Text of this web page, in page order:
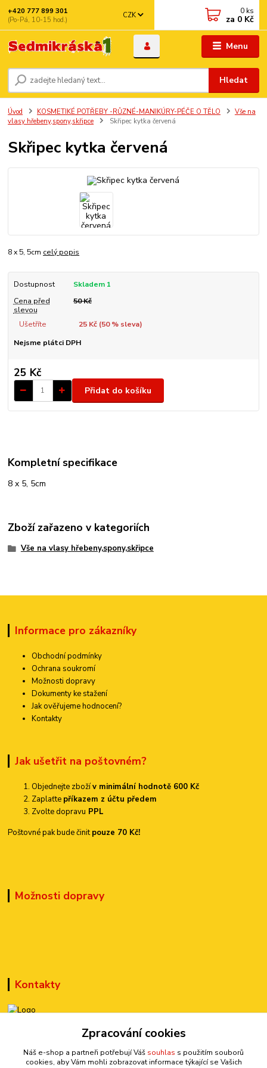
Menu
CZK
Hledat
+420 777 899 301
(Po-Pá, 10-15 hod.)
0 ks
za 0 Kč
Úvod KOSMETIKÉ POTŘEBY -RŮZNÉ-MANIKÚRY-PÉČE O TĚLO
Vše na
vlasy hřebeny,spony,skřipce
Skřipec kytka červená
Skřipec kytka červená
8 x 5, 5cm celý popis
Dostupnost
Skladem 1
Cena před
slevou
50 Kč
Ušetříte 25 Kč (50% sleva)
Nejsme plátci DPH
25 Kč
Přidat do košíku
Kompletní specifikace
8 x 5, 5cm
Zboží zařazeno v kategoriích
Vše na vlasy hřebeny,spony,skřipce
Informace pro zákazníky
Obchodní podmínky
Ochrana soukromí
Možnosti dopravy
Dokumenty ke stažení
Jak ověřujeme hodnocení?
Kontakty
Jak ušetřit na poštovném?
Objednejte zbožív minimální hodnotě 600 Kč
Zaplaťte příkazem z účtu předem
Zvolte dopravu PPL
Poštovné pak bude činitpouze 70 Kč!
Možnosti dopravy
Kontakty
+420 777 899 301Zpracování cookies
Náš e-shop a partneři potřebují Váš souhlas s použitím souborů
cookies, aby Vám mohli zobrazovat informace týkající se Vašich